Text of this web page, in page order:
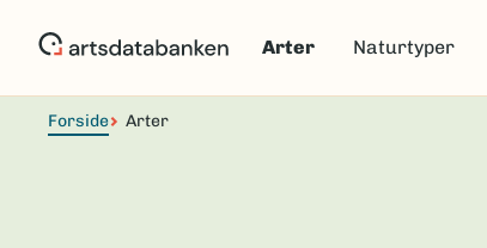
Arter Naturtyper
Forside Arter